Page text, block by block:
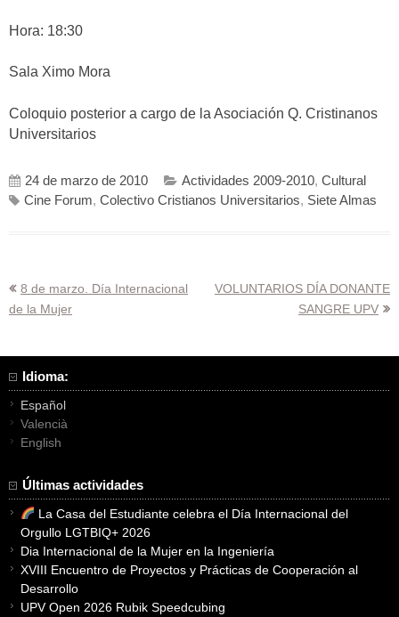
Hora: 18:30
Sala Ximo Mora
Coloquio posterior a cargo de la Asociación Q. Cristinanos
Universitarios
24 de marzo de 2010 Actividades 2009-2010, Cultural
Cine Forum, Colectivo Cristianos Universitarios, Siete Almas
Navegación
de
8 de marzo. Día Internacional
de la Mujer
VOLUNTARIOS DÍA DONANTE
SANGRE UPV
Idioma:
Español
Valencià
English
Últimas actividades
La Casa del Estudiante celebra el Día Internacional del
Orgullo LGTBIQ+ 2026
Dia Internacional de la Mujer en la Ingeniería
XVIII Encuentro de Proyectos y Prácticas de Cooperación al
Desarrollo
UPV Open 2026 Rubik Speedcubing